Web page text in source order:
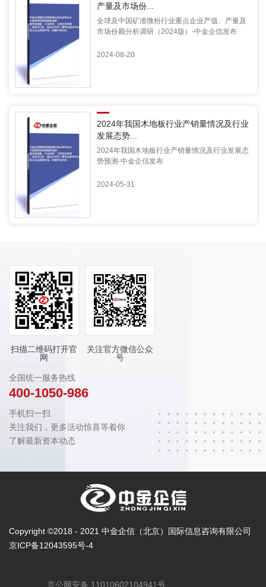
产量及市场份...
全球及中国矿渣微粉行业重点企业产值、产量及
市场份额分析调研（2024版）-中金企信发布
2024-08-20
2024年我国木地板行业产销量情况及行业
发展态势...
2024年我国木地板行业产销量情况及行业发展态
势预测-中金企信发布
2024-05-31
扫描二维码打开官
网
关注官方微信公众
号
全国统一服务热线
400-1050-986
手机扫一扫
关注我们，更多活动惊喜等着你
了解最新资本动态
Copyright ©2018 - 2021 中金企信（北京）国际信息咨询有限公司
京ICP备12043595号-4
京公网安备 11010602104941号